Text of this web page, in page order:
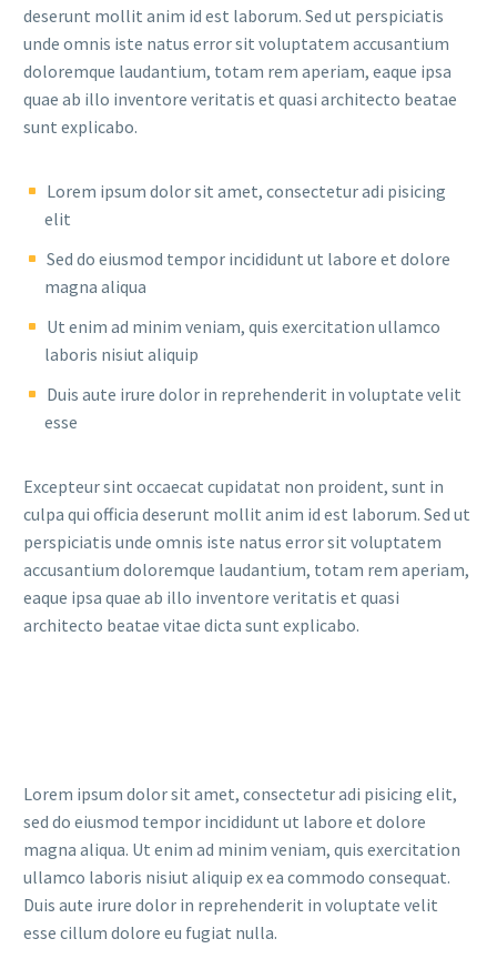
deserunt mollit anim id est laborum. Sed ut perspiciatis
unde omnis iste natus error sit voluptatem accusantium
doloremque laudantium, totam rem aperiam, eaque ipsa
quae ab illo inventore veritatis et quasi architecto beatae
sunt explicabo.
Lorem ipsum dolor sit amet, consectetur adi pisicing
elit
Sed do eiusmod tempor incididunt ut labore et dolore
magna aliqua
Ut enim ad minim veniam, quis exercitation ullamco
laboris nisiut aliquip
Duis aute irure dolor in reprehenderit in voluptate velit
esse
Excepteur sint occaecat cupidatat non proident, sunt in
culpa qui officia deserunt mollit anim id est laborum. Sed ut
perspiciatis unde omnis iste natus error sit voluptatem
accusantium doloremque laudantium, totam rem aperiam,
eaque ipsa quae ab illo inventore veritatis et quasi
architecto beatae vitae dicta sunt explicabo.
Lorem ipsum dolor sit amet, consectetur adi pisicing elit,
sed do eiusmod tempor incididunt ut labore et dolore
magna aliqua. Ut enim ad minim veniam, quis exercitation
ullamco laboris nisiut aliquip ex ea commodo consequat.
Duis aute irure dolor in reprehenderit in voluptate velit
esse cillum dolore eu fugiat nulla.